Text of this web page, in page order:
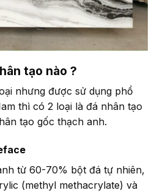
tạo nào ?
nhưng được sử dụng phổ
thì có 2 loại là đá nhân tạo
tạo gốc thạch anh.
từ 60-70% bột đá tự nhiên,
(methyl methacrylate) và